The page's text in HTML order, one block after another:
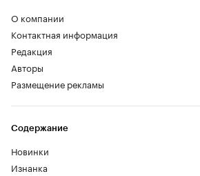
О компании
Контактная информация
Редакция
Авторы
Размещение рекламы
Содержание
Новинки
Изнанка